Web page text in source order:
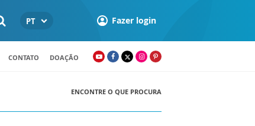
PT Fazer login
CONTATO DOAÇÃO
ENCONTRE O QUE PROCURA